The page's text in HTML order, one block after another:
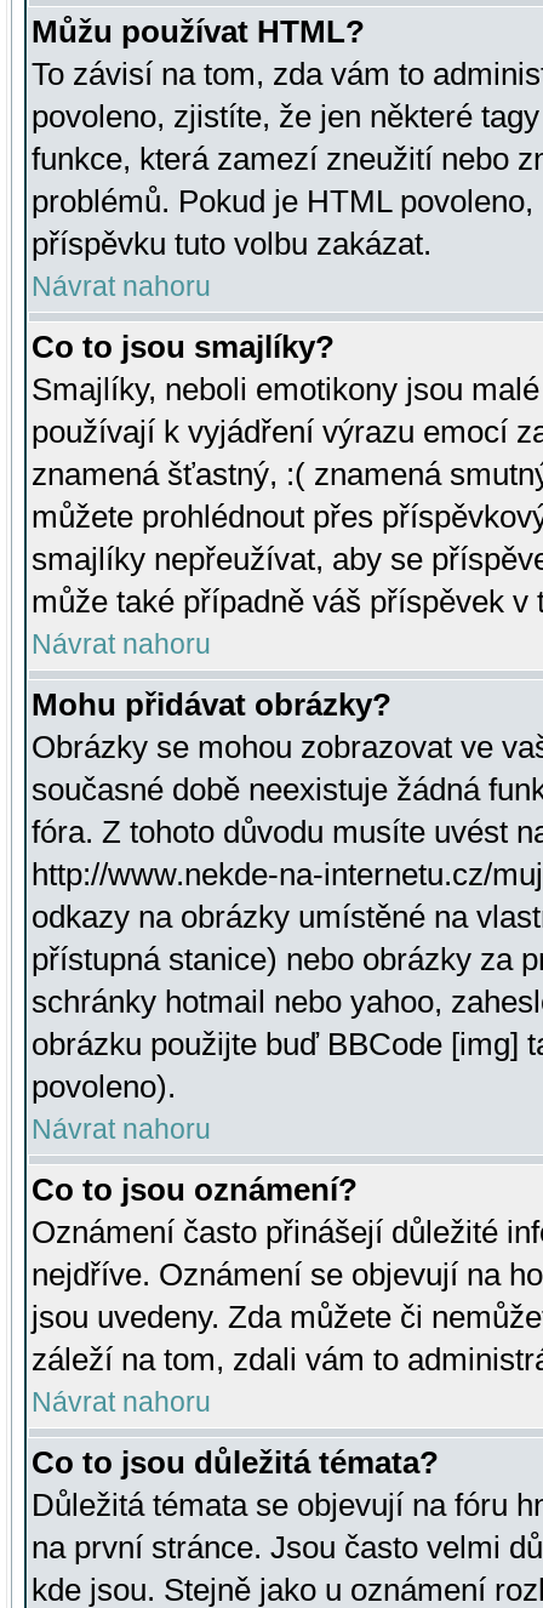
Můžu používat HTML?
To závisí na tom, zda vám to
povoleno, zjistíte, že jen některé
funkce, která zamezí zneužití nebo
problémů. Pokud je HTML
příspěvku tuto volbu zakázat.
Návrat nahoru
Co to jsou smajlíky?
Smajlíky, neboli emotikony jsou
používají k vyjádření výrazu emocí
znamená šťastný, :( znamená
můžete prohlédnout přes
smajlíky nepřeužívat, aby se
může také případně váš příspěvek v
Návrat nahoru
Mohu přidávat obrázky?
Obrázky se mohou zobrazovat ve
současné době neexistuje žádná
fóra. Z tohoto důvodu musíte uvést
http://www.nekde-na-internetu.cz/
odkazy na obrázky umístěné na
přístupná stanice) nebo obrázky za
schránky hotmail nebo yahoo,
obrázku použijte buď BBCode [img]
povoleno).
Návrat nahoru
Co to jsou oznámení?
Oznámení často přinášejí důležité
nejdříve. Oznámení se objevují na
jsou uvedeny. Zda můžete či
záleží na tom, zdali vám to
Návrat nahoru
Co to jsou důležitá témata?
Důležitá témata se objevují na fóru
na první stránce. Jsou často velmi
kde jsou. Stejně jako u oznámení